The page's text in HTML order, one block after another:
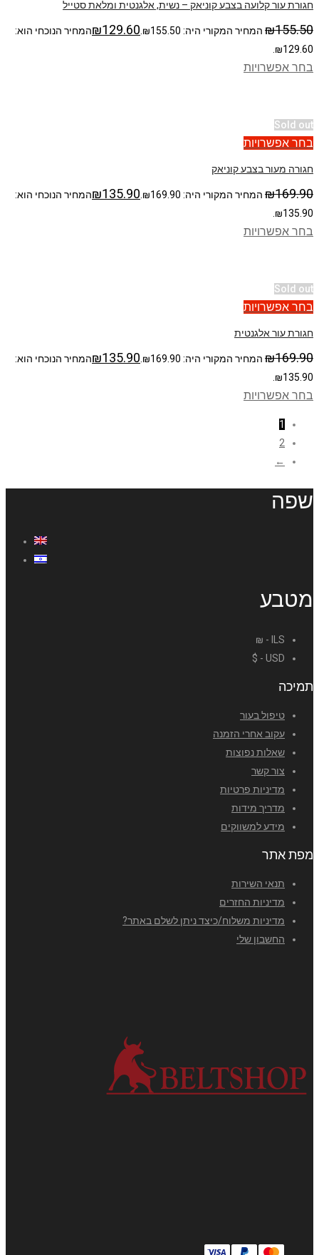
חגורת עור קלועה בצבע קוניאק – נשית, אלגנטית ומלאת סטייל
₪155.50 המחיר המקורי היה: ₪155.50. ₪129.60
המחיר הנוכחי הוא:
₪129.60.
בחר אפשרויות
Sold out
בחר אפשרויות
חגורה מעור בצבע קוניאק
₪169.90 המחיר המקורי היה: ₪169.90. ₪135.90
המחיר הנוכחי הוא:
₪135.90.
בחר אפשרויות
Sold out
בחר אפשרויות
חגורת עור אלגנטית
₪169.90 המחיר המקורי היה: ₪169.90. ₪135.90
המחיר הנוכחי הוא:
₪135.90.
בחר אפשרויות
1
2
←
שפה
מטבע
ILS - ₪
USD - $
תמיכה
טיפול בעור
עקוב אחרי הזמנה
שאלות נפוצות
צור קשר
מדיניות פרטיות
מדריך מידות
מידע למשווקים
מפת אתר
תנאי השירות
מדיניות החזרים
מדיניות משלוח/כיצד ניתן לשלם באתר?
החשבון שלי